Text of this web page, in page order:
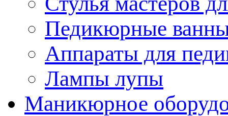
Педикюрные
Аппараты для
Лампы лупы
Маникюрное